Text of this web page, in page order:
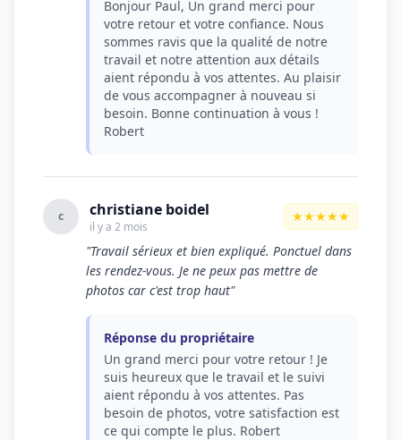
Bonjour Paul, Un grand merci pour
votre retour et votre confiance. Nous
sommes ravis que la qualité de notre
travail et notre attention aux détails
aient répondu à vos attentes. Au plaisir
de vous accompagner à nouveau si
besoin. Bonne continuation à vous !
Robert
c christiane boidel
il y a 2 mois
★★★★★
"Travail sérieux et bien expliqué. Ponctuel dans
les rendez-vous. Je ne peux pas mettre de
photos car c'est trop haut"
Réponse du propriétaire
Un grand merci pour votre retour ! Je
suis heureux que le travail et le suivi
aient répondu à vos attentes. Pas
besoin de photos, votre satisfaction est
ce qui compte le plus. Robert